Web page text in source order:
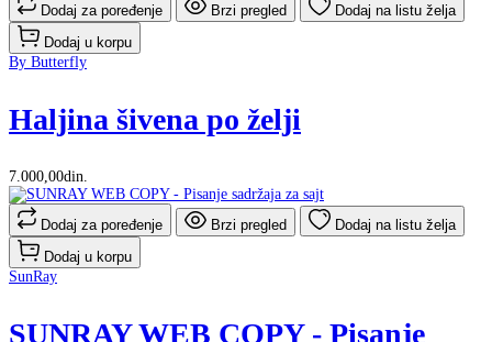
Dodaj za poređenje Brzi pregled
Dodaj na listu želja
Dodaj u korpu
By Butterfly
Haljina šivena po želji
7.000,00din.
Dodaj za poređenje Brzi pregled
Dodaj na listu želja
Dodaj u korpu
SunRay
SUNRAY WEB COPY - Pisanje